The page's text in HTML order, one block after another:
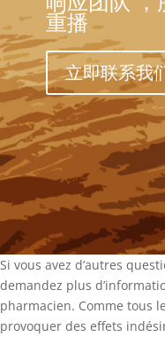
重播
立即联系我
Si vous avez d’autres
demandez plus
pharmacien. Comme tous
provoquer des effets